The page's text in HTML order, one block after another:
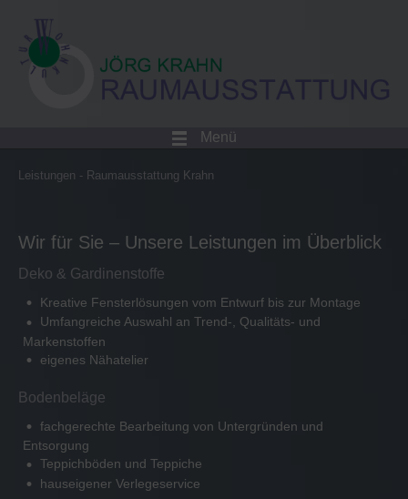
Menü
Leistungen - Raumausstattung Krahn
Wir für Sie – Unsere Leistungen im Überblick
Deko & Gardinenstoffe
Kreative Fensterlösungen vom Entwurf bis zur Montage
Umfangreiche Auswahl an Trend-, Qualitäts- und
Markenstoffen
eigenes Nähatelier
Bodenbeläge
fachgerechte Bearbeitung von Untergründen und
Entsorgung
Teppichböden und Teppiche
hauseigener Verlegeservice